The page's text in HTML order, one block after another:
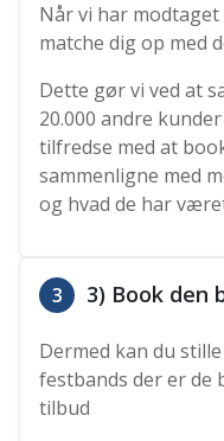
Når vi har
matche dig op med
Dette gør vi ved at
20.000 andre
tilfredse med at
sammenligne med
og hvad de har
3 3) Book den
Dermed kan du
festbands der er de
tilbud